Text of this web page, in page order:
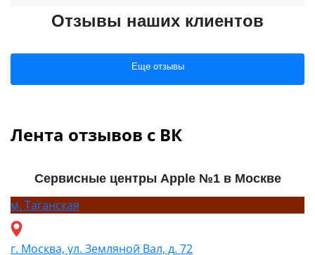
Отзывы наших клиентов
Еще отзывы
Лента отзывов с ВК
Сервисные центры Apple №1 в Москве
м. Таганская
г. Москва, ул. Земляной Вал, д. 72